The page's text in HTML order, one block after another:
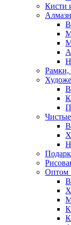
Кисти
Рамки,
Оптом